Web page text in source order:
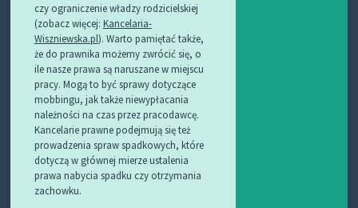
czy ograniczenie władzy rodzicielskiej
(zobacz więcej: Kancelaria-
Wiszniewska.pl). Warto pamiętać także,
że do prawnika możemy zwrócić się, o
ile nasze prawa są naruszane w miejscu
pracy. Mogą to być sprawy dotyczące
mobbingu, jak także niewypłacania
należności na czas przez pracodawcę.
Kancelarie prawne podejmują się też
prowadzenia spraw spadkowych, które
dotyczą w głównej mierze ustalenia
prawa nabycia spadku czy otrzymania
zachowku.